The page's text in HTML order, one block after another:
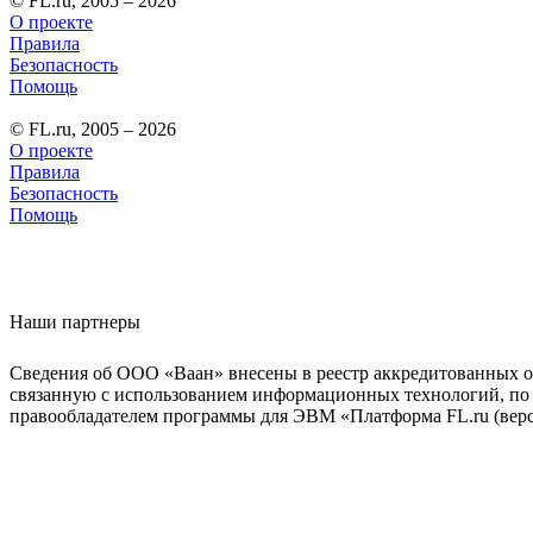
О проекте
Правила
Безопасность
Помощь
© FL.ru, 2005 – 2026
О проекте
Правила
Безопасность
Помощь
Наши партнеры
Сведения об ООО «Ваан» внесены в реестр аккредитованных
связанную с использованием информационных технологий,
правообладателем программы для ЭВМ «Платформа FL.ru